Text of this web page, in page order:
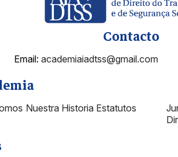
Contacto
Email: academiaiadtss@gmail.com
Nuestra Historia Estatutos